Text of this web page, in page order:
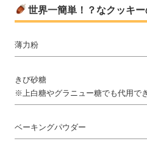
世界一簡単！？なクッキ
薄力粉
きび砂糖
※上白糖やグラニュー糖でも代用で
ベーキングパウダー